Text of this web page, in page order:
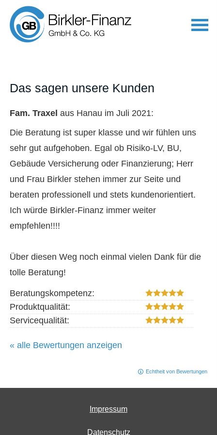
Das sagen unsere Kunden
Fam. Traxel aus Hanau im Juli 2021:
Die Beratung ist super klasse und wir fühlen uns
sehr gut aufgehoben. Egal ob Risiko-LV, BU,
Gebäude Versicherung oder Finanzierung; Herr
und Frau Birkler stehen immer zur Seite und
beraten professionell und stets kundenorientiert.
Ich würde Birkler-Finanz immer weiter
empfehlen!!!!
Über diesen Weg noch einmal vielen Dank für die
tolle Beratung!
Beratungskompetenz:
Produktqualität:
Servicequalität:
« alle Bewertungen anzeigen
Echtheit von Bewertungen
Impressum
Datenschutz